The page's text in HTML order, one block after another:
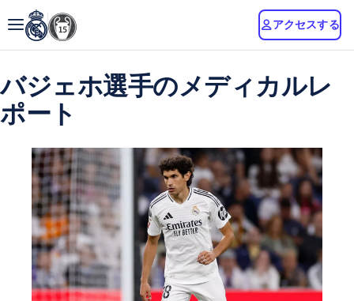
アクセスする
バジェホ選手のメディカルレ
ポート